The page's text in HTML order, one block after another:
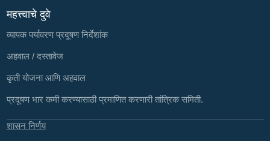
महत्त्वाचे दुवे
व्यापक पर्यावरण प्रदूषण निर्देशांक
अहवाल / दस्तावेज
कृती योजना आणि अहवाल
प्रदूषण भार कमी करण्यासाठी प्रमाणित करणारी तांत्रिक समिती.
शासन निर्णय